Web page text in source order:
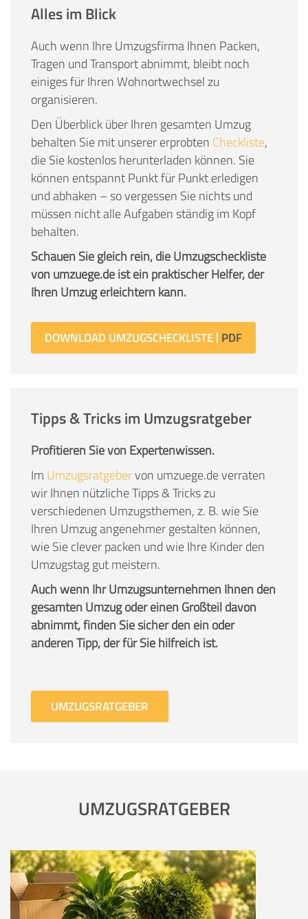
Alles im Blick
Auch wenn Ihre Umzugsfirma Ihnen Packen,
Tragen und Transport abnimmt, bleibt noch
einiges für Ihren Wohnortwechsel zu
organisieren.
Den Überblick über Ihren gesamten Umzug
behalten Sie mit unserer erprobten Checkliste,
die Sie kostenlos herunterladen können. Sie
können entspannt Punkt für Punkt erledigen
und abhaken – so vergessen Sie nichts und
müssen nicht alle Aufgaben ständig im Kopf
behalten.
Schauen Sie gleich rein, die Umzugscheckliste
von umzuege.de ist ein praktischer Helfer, der
Ihren Umzug erleichtern kann.
DOWNLOAD UMZUGSCHECKLISTE
Tipps & Tricks im Umzugsratgeber
Profitieren Sie von Expertenwissen.
Im Umzugsratgebervon umzuege.de verraten
wir Ihnen nützliche Tipps & Tricks zu
verschiedenen Umzugsthemen, z. B. wie Sie
Ihren Umzug angenehmer gestalten können,
wie Sie clever packen und wie Ihre Kinder den
Umzugstag gut meistern.
Auch wenn Ihr Umzugsunternehmen Ihnen den
gesamten Umzug oder einen Großteil davon
abnimmt, finden Sie sicher den ein oder
anderen Tipp, der für Sie hilfreich ist.
UMZUGSRATGEBER
UMZUGSRATGEBER